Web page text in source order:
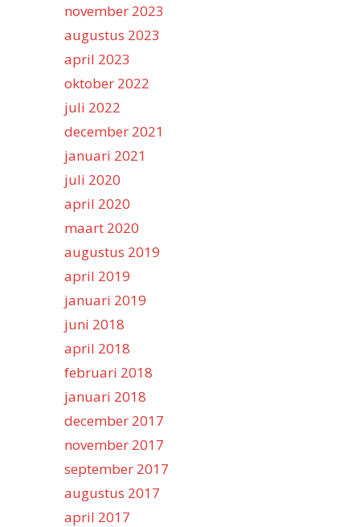
november 2023
augustus 2023
april 2023
oktober 2022
juli 2022
december 2021
januari 2021
juli 2020
april 2020
maart 2020
augustus 2019
april 2019
januari 2019
juni 2018
april 2018
februari 2018
januari 2018
december 2017
november 2017
september 2017
augustus 2017
april 2017